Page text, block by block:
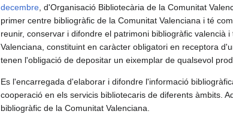
decembre , d'Organisació Bibliotecària de la Comunitat
primer centre bibliogràfic de la Comunitat Valenciana i té
reunir, conservar i difondre el patrimoni bibliogràfic
Valenciana, constituint en caràcter obligatori en receptora
tenen l'obligació de depositar un eixemplar de qualsevol
Es l'encarregada d'elaborar i difondre l'informació
cooperació en els servicis bibliotecaris de diferents àmbits.
bibliogràfic de la Comunitat Valenciana.